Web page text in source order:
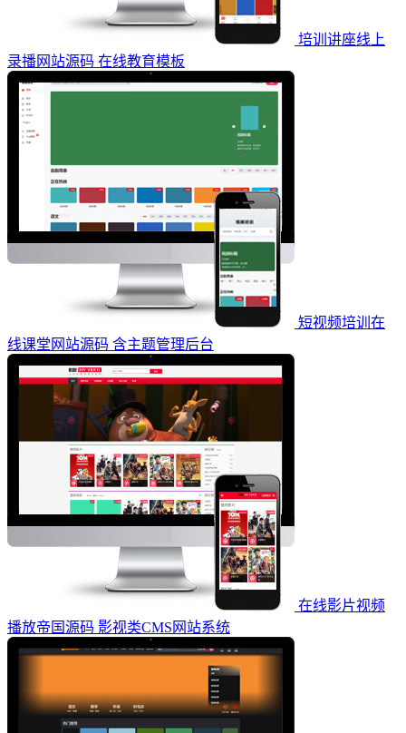
培训讲座线上
录播网站源码 在线教育模板
短视频培训在
线课堂网站源码 含主题管理后台
在线影片视频
播放帝国源码 影视类CMS网站系统